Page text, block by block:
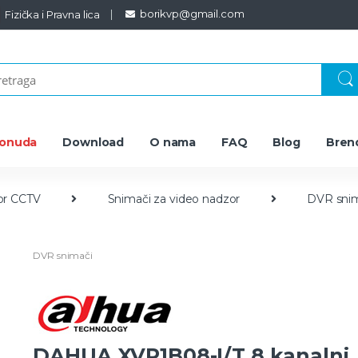
Fizička i Pravna lica borikvp@gmail.com
Download O nama FAQ Blog
CCTV Snimači za video nadzor DVR
DVR snimači